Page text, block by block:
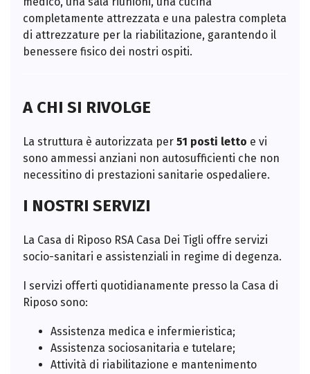
completamente attrezzata e una palestra completa
di attrezzature per la riabilitazione, garantendo il
benessere fisico dei nostri ospiti.
A CHI SI RIVOLGE
La struttura è autorizzata per 51 posti letto e vi
sono ammessi anziani non autosufficienti che non
necessitino di prestazioni sanitarie ospedaliere.
I NOSTRI SERVIZI
La Casa di Riposo RSA Casa Dei Tigli offre servizi
socio-sanitari e assistenziali in regime di degenza.
I servizi offerti quotidianamente presso la Casa di
Riposo sono:
Assistenza medica e infermieristica;
Assistenza sociosanitaria e tutelare;
Attività di riabilitazione e mantenimento